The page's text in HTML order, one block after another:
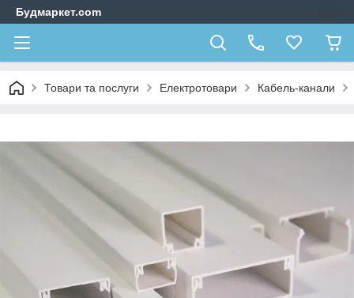
Будмаркет.com
Товари та послуги Електротовари Кабель-канали